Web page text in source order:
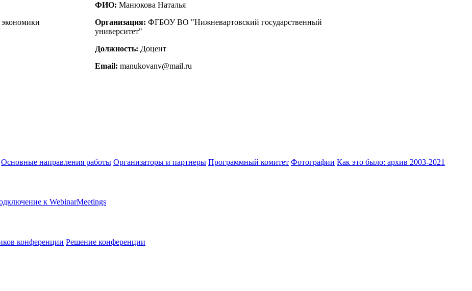
ФИО: Манюкова Наталья
Организация: ФГБОУ ВО "Нижневартовский государственный
университет"
Должность: Доцент
Email: manukovanv@mail.ru
Основные направления работы Организаторы и партнеры Программный комитет Фотографии Как это было: архив 2003-2021
к WebinarMeetings
конференции Решение конференции